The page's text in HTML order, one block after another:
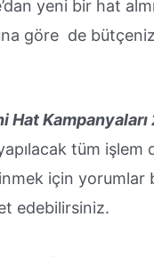
yeni bir hat
göre de
Hat Kampanyaları
tüm işlem
için
edebilirsiniz.